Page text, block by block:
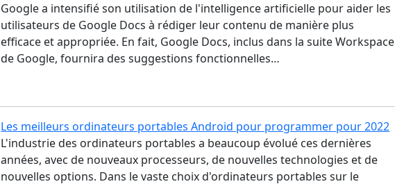
Google a intensifié son utilisation de l'intelligence artificielle pour aider les
utilisateurs de Google Docs à rédiger leur contenu de manière plus
efficace et appropriée. En fait, Google Docs, inclus dans la suite Workspace
de Google, fournira des suggestions fonctionnelles…
Les meilleurs ordinateurs portables Android pour programmer pour 2022
L'industrie des ordinateurs portables a beaucoup évolué ces dernières
années, avec de nouveaux processeurs, de nouvelles technologies et de
nouvelles options. Dans le vaste choix d'ordinateurs portables sur le